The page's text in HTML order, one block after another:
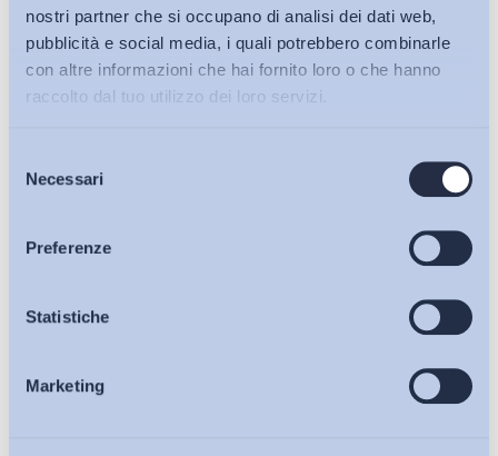
nostri partner che si occupano di analisi dei dati web,
pubblicità e social media, i quali potrebbero combinarle
con altre informazioni che hai fornito loro o che hanno
raccolto dal tuo utilizzo dei loro servizi.
delNecessari
Preferenze
Statistiche
Marketing
Bollettini ADAPT
Articoli
Osservatori
Eventi